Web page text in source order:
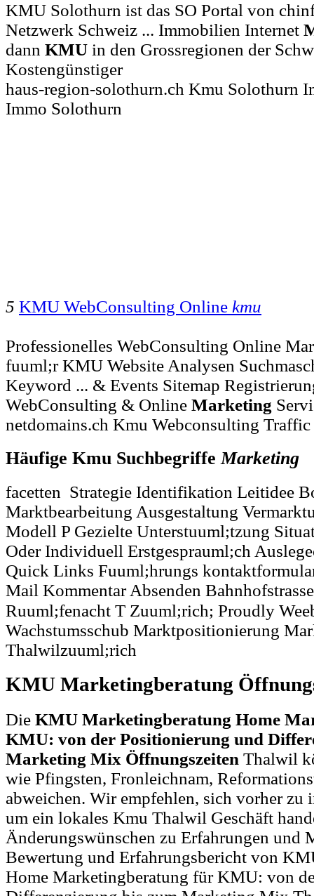
KMU Solothurn ist das SO Portal von
Netzwerk Schweiz ... Immobilien Internet
dann KMU in den Grossregionen der
Kostengünstiger
haus-region-solothurn.ch Kmu Solothurn
Immo Solothurn
5 KMU WebConsulting Online kmu
Professionelles WebConsulting Online
fuuml;r KMU Website Analysen
Keyword ... & Events Sitemap
WebConsulting & Online Marketing
netdomains.ch Kmu Webconsulting
Häufige Kmu SuchbegriffeMarketing
facetten Strategie Identifikation Leitidee
Marktbearbeitung Ausgestaltung
Modell P Gezielte Unterstuuml;tzung
Oder Individuell Erstgesprauml;ch
Quick Links Fuuml;hrungs
Mail Kommentar Absenden
Ruuml;fenacht T Zuuml;rich; Proudly
Wachstumsschub Marktpositionierung
Thalwilzuuml;rich
KMU Marketingberatung
Die KMU Marketingberatung Home
KMU: von der Positionierung und
Marketing Mix Öffnungszeiten Thalwil
wie Pfingsten, Fronleichnam,
abweichen. Wir empfehlen, sich vorher zu
um ein lokales Kmu Thalwil Geschäft
Änderungswünschen zu Erfahrungen und
Bewertung und Erfahrungsbericht von
Home Marketingberatung für KMU: von